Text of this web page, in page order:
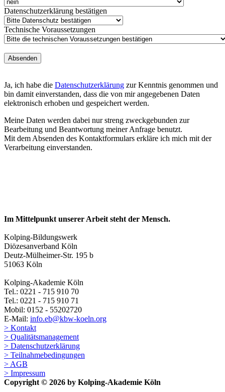
Datenschutzerklärung bestätigen
Technische Voraussetzungen
Absenden
Ja, ich habe die Datenschutzerklärung zur Kenntnis genommen und
bin damit einverstanden, dass die von mir angegebenen Daten
elektronisch erhoben und gespeichert werden.
Meine Daten werden dabei nur streng zweckgebunden zur
Bearbeitung und Beantwortung meiner Anfrage benutzt.
Mit dem Absenden des Kontaktformulars erkläre ich mich mit der
Verarbeitung einverstanden.
Im Mittelpunkt unserer Arbeit steht der Mensch.
Kolping-Bildungswerk
Diözesanverband Köln
Deutz-Mülheimer-Str. 195 b
51063 Köln
Kolping-Akademie Köln
Tel.: 0221 - 715 910 70
Tel.: 0221 - 715 910 71
Mobil: 0152 - 55202720
E-Mail: info.eb@kbw-koeln.org
> Kontakt
> Qualitätsmanagement
> Datenschutzerklärung
> Teilnahmebedingungen
> AGB
> Impressum
Copyright © 2026 by Kolping-Akademie Köln